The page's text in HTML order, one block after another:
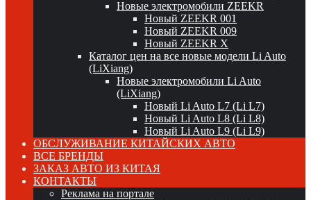
Новые электромобили ZEEKR
Новый ZEEKR 001
Новый ZEEKR 009
Новый ZEEKR X
Каталог цен на все новые модели Li Auto
(LiXiang)
Новые электромобили Li Auto
(LiXiang)
Новый Li Auto L7 (Li L7)
Новый Li Auto L8 (Li L8)
Новый Li Auto L9 (Li L9)
ОБСЛУЖИВАНИЕ КИТАЙСКИХ АВТО
ВСЕ БРЕНДЫ
ЗАКАЗ АВТО ИЗ КИТАЯ
КОНТАКТЫ
Реклама на портале